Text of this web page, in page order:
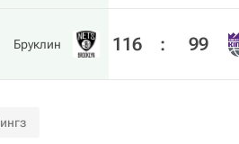
Бруклин 116 : 99